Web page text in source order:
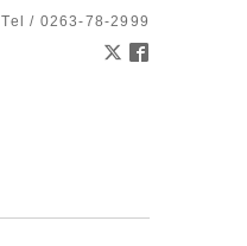
Tel / 0263-78-2999